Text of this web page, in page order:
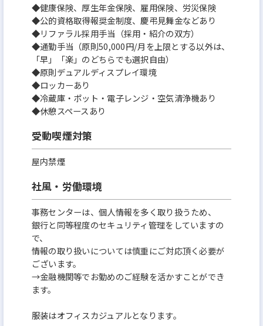
◆健康保険、厚生年金保険、雇用保険、労災保険
◆公的資格取得報奨金制度、慶弔見舞金などあり
◆リファラル採用手当（採用・紹介の双方）
◆通勤手当（原則50,000円/月を上限とする以外は、
「早」「楽」のどちらでも選択自由）
◆原則デュアルディスプレイ環境
◆ロッカーあり
◆冷蔵庫・ポット・電子レンジ・空気清浄機あり
◆休憩スペースあり
受動喫煙対策
屋内禁煙
社風・労働環境
事務センターは、個人情報を多く取り扱うため、
銀行と同等程度のセキュリティ管理をしていますの
で、
情報の取り扱いについては慎重にご対応頂く必要が
ございます。
→金融機関等でお勤めのご経験を活かすことができ
ます。
服装はオフィスカジュアルとなります。